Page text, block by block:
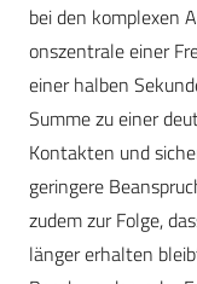
bei den komplexen
onszentrale einer
einer halben
Summe zu einer
Kontakten und
geringere
zudem zur Folge,
länger erhalten